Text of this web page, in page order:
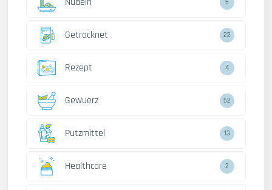
5
Getrocknet 22
Rezept 4
Gewuerz 52
Putzmittel 13
Healthcare 2